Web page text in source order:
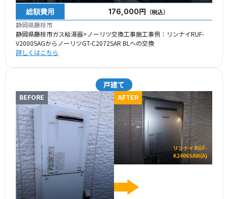
総額費用 176,000円 （税込）
静岡県藤枝市
静岡県藤枝市ガス給湯器>ノーリツ交換工事施工事例：リンナイRUF-
V2000SAGからノーリツGT-C2072SAR BLへの交換
詳しくはこちら
戸建て
BEFORE AFTER
リンナイ RUF-
K2406SAW(A)